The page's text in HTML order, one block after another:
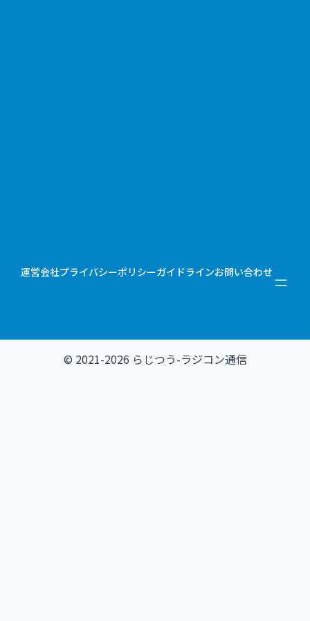
運営会社プライバシーポリシーガイドラインお問い合わせ
© 2021-2026 らじつう-ラジコン通信